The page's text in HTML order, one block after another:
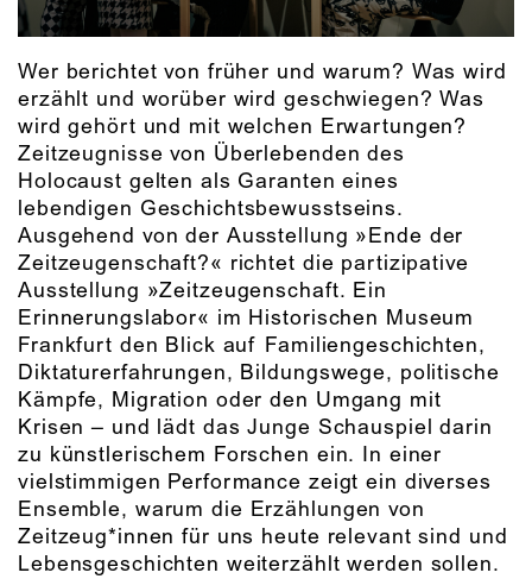
Wer berichtet von früher und warum? Was wird
erzählt und worüber wird geschwiegen? Was
wird gehört und mit welchen Erwartungen?
Zeitzeugnisse von Überlebenden des
Holocaust gelten als Garanten eines
lebendigen Geschichtsbewusstseins.
Ausgehend von der Ausstellung »Ende der
Zeitzeugenschaft?« richtet die partizipative
Ausstellung »Zeitzeugenschaft. Ein
Erinnerungslabor« im Historischen Museum
Frankfurt den Blick auf Familiengeschichten,
Diktaturerfahrungen, Bildungswege, politische
Kämpfe, Migration oder den Umgang mit
Krisen – und lädt das Junge Schauspiel darin
zu künstlerischem Forschen ein. In einer
vielstimmigen Performance zeigt ein diverses
Ensemble, warum die Erzählungen von
Zeitzeug*innen für uns heute relevant sind und
Lebensgeschichten weiterzählt werden sollen.